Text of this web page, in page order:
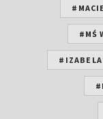
#MŚ
#IZABELA